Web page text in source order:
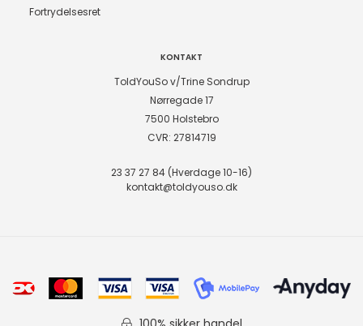
Fortrydelsesret
KONTAKT
ToldYouSo v/Trine Sondrup
Nørregade 17
7500 Holstebro
CVR: 27814719
23 37 27 84 (Hverdage 10-16)
kontakt@toldyouso.dk